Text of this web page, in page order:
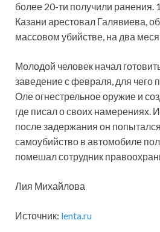
более 20-ти получили ранения.
Казани арестовал Галявиева,
массовом убийстве, на два
Молодой человек начал
заведение с февраля, для чего
Оле огнестрельное оружие и
где писал о своих намерениях.
после задержания он
самоубийство в автомобиле
помешал сотрудник
Лия Михайлова
Источник: lenta.ru